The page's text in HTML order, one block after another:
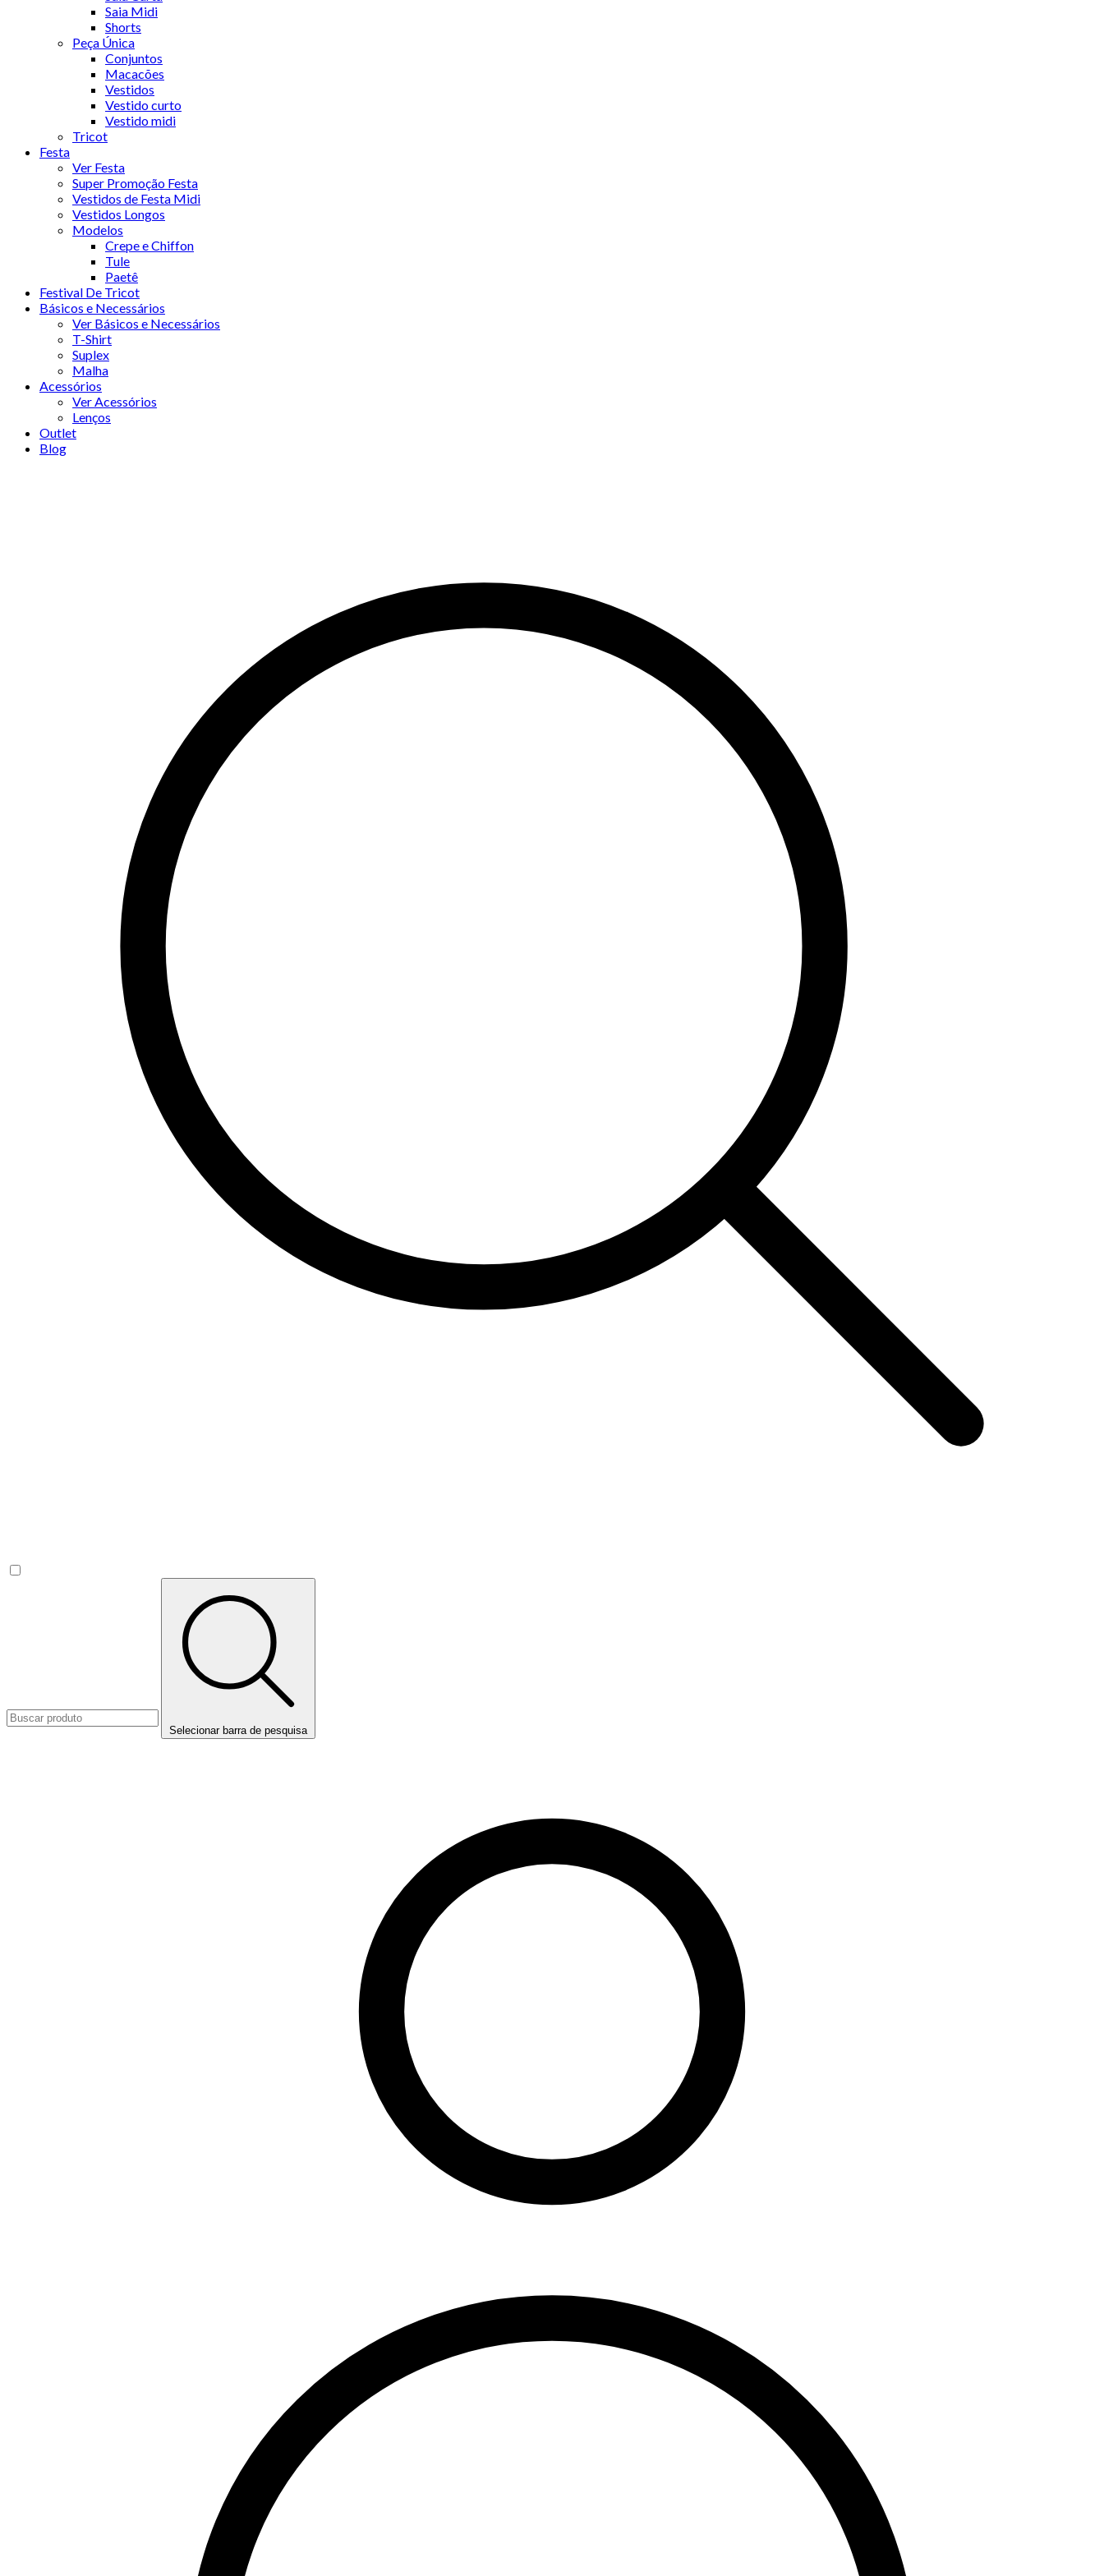
Saia Midi
Shorts
Peça Única
Conjuntos
Macacões
Vestidos
Vestido curto
Vestido midi
Tricot
Festa
Ver Festa
Super Promoção Festa
Vestidos de Festa Midi
Vestidos Longos
Modelos
Crepe e Chiffon
Tule
Paetê
Festival De Tricot
Básicos e Necessários
Ver Básicos e Necessários
T-Shirt
Suplex
Malha
Acessórios
Ver Acessórios
Lenços
Outlet
Blog
Selecionar barra de pesquisa